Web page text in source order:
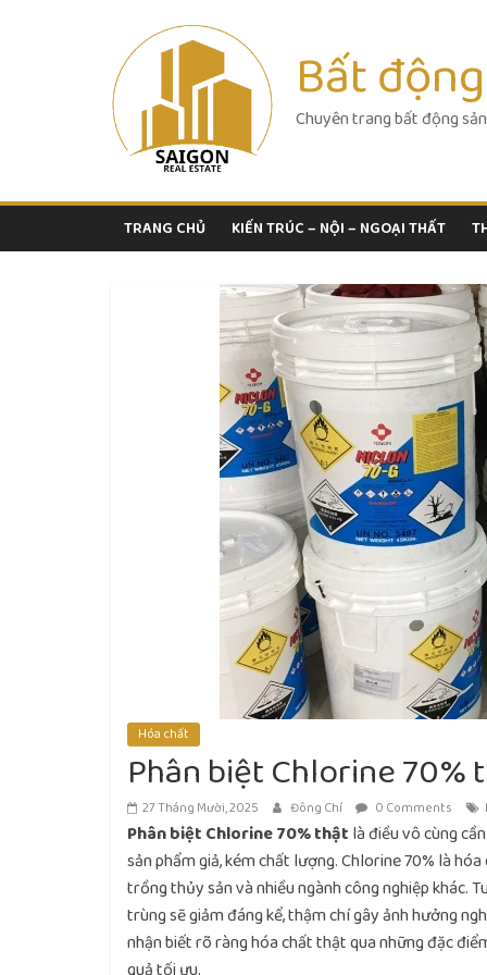
Bất
Chuyên trang bất động sản
TRANG CHỦ KIẾN TRÚC – NỘI – NGOẠI THẤT
Hóa chất
Phân biệt Chlorine
27 Tháng Mười, 2025 Đông Chí 0 Comments
Phân biệt Chlorine 70% thật là điều vô cùng
sản phẩm giả, kém chất lượng. Chlorine 70% là
trồng thủy sản và nhiều ngành công nghiệp khác.
trùng sẽ giảm đáng kể, thậm chí gây ảnh hưởng
nhận biết rõ ràng hóa chất thật qua những đặc